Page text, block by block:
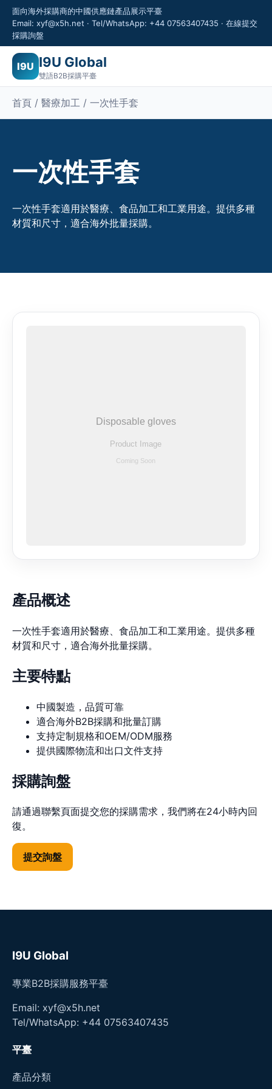
面向海外採購商的中國供應鏈產品展示平臺
Email: xyf@x5h.net · Tel/WhatsApp: +44 07563407435 · 在線提交
採購詢盤
I9U I9U Global
雙語B2B採購平臺
首頁 / 醫療加工 / 一次性手套
一次性手套
一次性手套適用於醫療、食品加工和工業用途。提供多種
材質和尺寸，適合海外批量採購。
產品概述
一次性手套適用於醫療、食品加工和工業用途。提供多種
材質和尺寸，適合海外批量採購。
主要特點
中國製造，品質可靠
適合海外B2B採購和批量訂購
支持定制規格和OEM/ODM服務
提供國際物流和出口文件支持
採購詢盤
請通過聯繫頁面提交您的採購需求，我們將在24小時內回
復。
提交詢盤
I9U Global
專業B2B採購服務平臺
Email: xyf@x5h.net
Tel/WhatsApp: +44 07563407435
平臺
產品分類